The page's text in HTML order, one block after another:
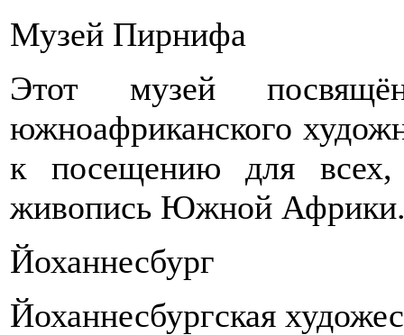
Музей Пирнифа
Этот музей
южноафриканского
к посещению для всех,
живопись Южной
Йоханнесбург
Йоханнесбургская